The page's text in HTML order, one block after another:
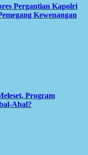
Pergantian Kapolri
Kewenangan
Program
Abal?